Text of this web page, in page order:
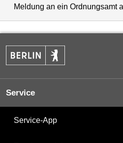
Meldung an ein Ordnungsamt
Service
Service-App